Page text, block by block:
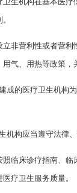
立非营利性或者营
气、用热等政策，
成的医疗卫生机构
机构应当遵守法律
照临床诊疗指南、
疗卫生服务质量。